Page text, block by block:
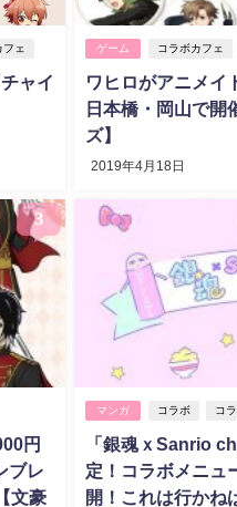
フェ
ャイ
ゲーム コラボカフェ
ワヒロがアニメイ
日本橋・岡山で開
ズ】
2019年4月18日
3
円
ブレ
文豪
マンガ コラボ コ
「銀魂ｘSanrio
定！コラボメニュ
開！これは行かね